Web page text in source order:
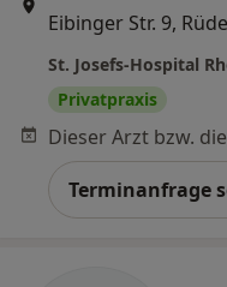
St. Josefs-Hospital
Privatpraxis
Terminanfrage